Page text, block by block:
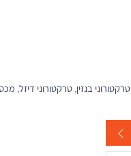
טרקטורוני בנזין, טרקטורוני דיזל,